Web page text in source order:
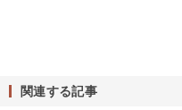
関連する記事